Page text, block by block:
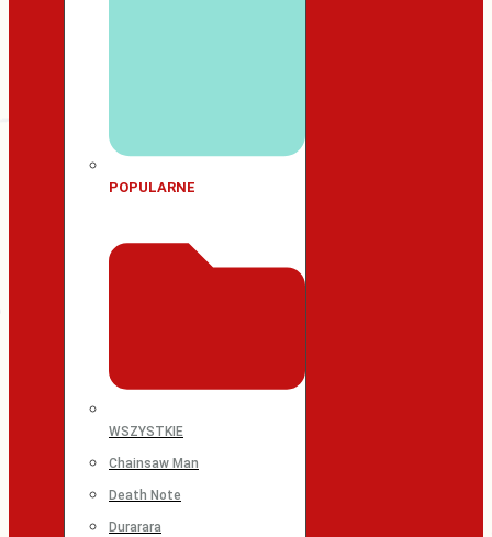
POPULARNE
WSZYSTKIE
Chainsaw Man
Death Note
Durarara